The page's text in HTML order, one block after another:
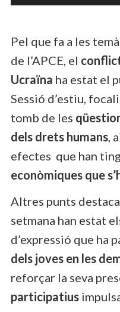
Pel que fa a les
de l’APCE, el
Ucraïna ha estat el
Sessió d’estiu,
tomb de les
dels drets humans ,
efectes que han
econòmiques que
Altres punts
setmana han estat
d’expressió que ha
dels joves en les
reforçar la seva
participatius